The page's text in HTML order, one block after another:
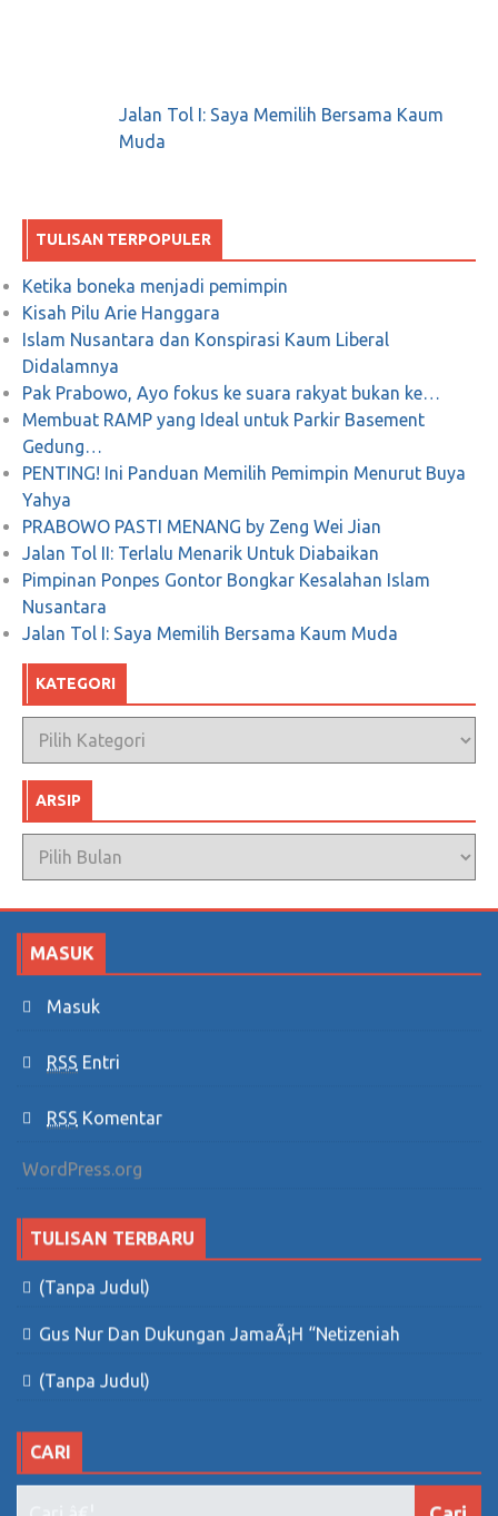
Jalan Tol I: Saya Memilih Bersama Kaum
Muda
TULISAN TERPOPULER
Ketika boneka menjadi pemimpin
Kisah Pilu Arie Hanggara
Islam Nusantara dan Konspirasi Kaum Liberal
Didalamnya
Pak Prabowo, Ayo fokus ke suara rakyat bukan ke…
Membuat RAMP yang Ideal untuk Parkir Basement
Gedung…
PENTING! Ini Panduan Memilih Pemimpin Menurut Buya
Yahya
PRABOWO PASTI MENANG by Zeng Wei Jian
Jalan Tol II: Terlalu Menarik Untuk Diabaikan
Pimpinan Ponpes Gontor Bongkar Kesalahan Islam
Nusantara
Jalan Tol I: Saya Memilih Bersama Kaum Muda
KATEGORI
Kategori
ARSIP
Arsip
MASUK
Masuk
RSS Entri
RSS Komentar
WordPress.org
TULISAN TERBARU
(tanpa Judul)
Gus Nur Dan Dukungan JamaÃ¡h “Netizeniah
(tanpa Judul)
CARI